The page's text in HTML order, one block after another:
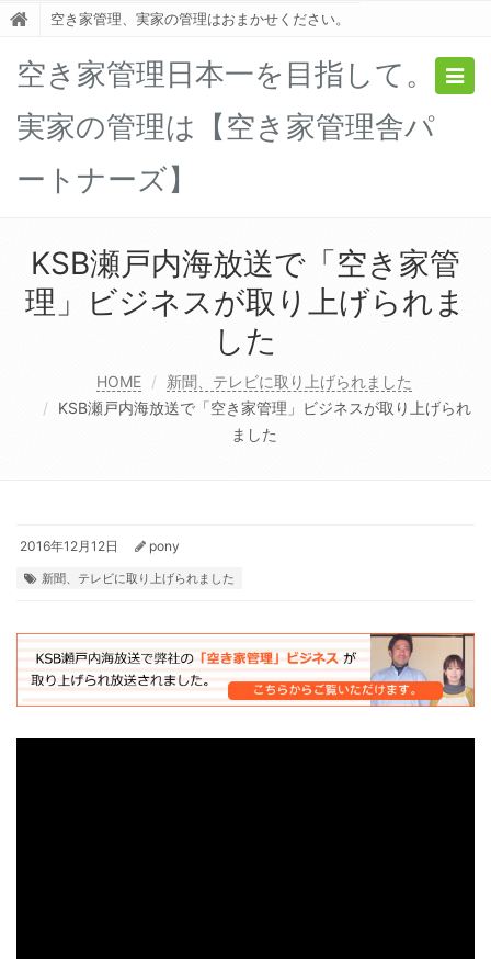
空き家管理、実家の管理はおまかせください。
空き家管理日本一を目指して。
実家の管理は【空き家管理舎パ
ートナーズ】
KSB瀬戸内海放送で「空き家管
理」ビジネスが取り上げられま
した
HOME
新聞、テレビに取り上げられました
KSB瀬戸内海放送で「空き家管理」ビジネスが取り上げられ
ました
2016年12月12日 pony
新聞、テレビに取り上げられました